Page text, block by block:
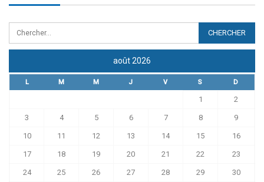
août 2026
L M M J V S D
1 2
3 4 5 6 7 8 9
10 11 12 13 14 15 16
17 18 19 20 21 22 23
24 25 26 27 28 29 30